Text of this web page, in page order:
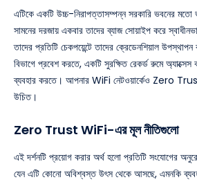
এটিকে একটি উচ্চ-নিরাপত্তাসম্পন্ন সরকারি ভবনের
সামনের দরজায় একবার তাদের ব্যাজ সোয়াইপ করে
তাদের প্রতিটি চেকপয়েন্টে তাদের ক্রেডেনশিয়াল উপস্থাপন
বিভাগে প্রবেশ করতে, একটি সুরক্ষিত রেকর্ড রুমে অ্যাক্সেস
ব্যবহার করতে। আপনার WiFi নেটওয়ার্কেও Zero
উচিত।
Zero Trust WiFi-এর মূল নীতিগুলো
এই দর্শনটি প্রয়োগ করার অর্থ হলো প্রতিটি সংযোগের
যেন এটি কোনো অবিশ্বস্ত উৎস থেকে আসছে, এমনকি